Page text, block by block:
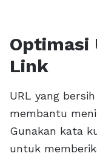
Optimasi
Link
URL yang
membantu
Gunakan kata
untuk